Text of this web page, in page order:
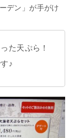
デン」が手がけ
た天ぷら！
♪